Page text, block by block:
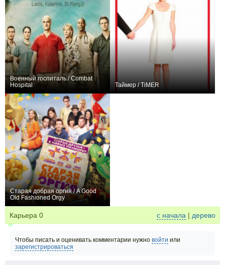
Военный госпиталь / Combat
Hospital
Таймер / TiMER
Старая добрая оргия / A Good
Old Fashioned Orgy
Карьера 0 с начала | дерево
Чтобы писать и оценивать комментарии нужно войти или
зарегистрироваться